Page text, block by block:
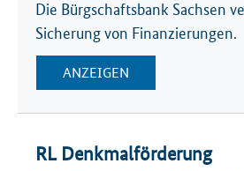
Die Bürgschaftsbank Sachsen
Sicherung von Finanzierungen.
ANZEIGEN
RL Denkmalförderung